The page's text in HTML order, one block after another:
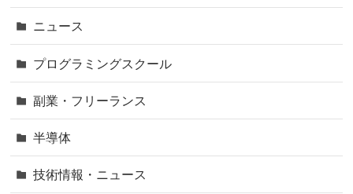
ニュース
プログラミングスクール
副業・フリーランス
半導体
技術情報・ニュース